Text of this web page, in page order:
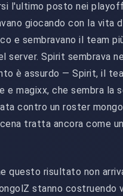
l'ultimo posto nei
giocando con la vita
e sembravano il team
server. Spirit sembrava
è assurdo — Spirit, il
e magixx, che sembra la
contro un roster
tratta ancora come
questo risultato non
stanno costruendo